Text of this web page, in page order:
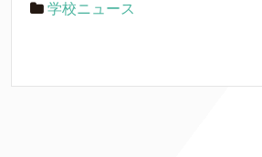
学校ニュース